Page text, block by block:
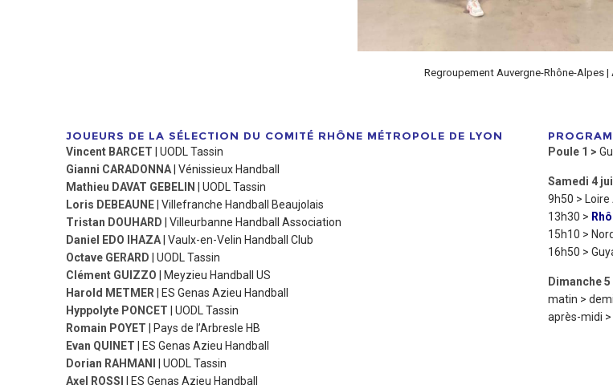
Regroupement Auvergne-Rhône-Alpes |
JOUEURS DE LA SÉLECTION DU COMITÉ RHÔNE MÉTROPOLE DE LYON
Vincent BARCET | UODL Tassin
Gianni CARADONNA | Vénissieux Handball
Mathieu DAVAT GEBELIN
| UODL Tassin
Loris DEBEAUNE | Villefranche Handball Beaujolais
Tristan DOUHARD | Villeurbanne Handball Association
Daniel EDO IHAZA | Vaulx-en-Velin Handball Club
Octave GERARD | UODL Tassin
Clément GUIZZO | Meyzieu Handball US
Harold METMER | ES Genas Azieu Handball
Hyppolyte PONCET | UODL Tassin
Romain POYET | Pays de l’Arbresle HB
Evan QUINET | ES Genas Azieu Handball
Dorian RAHMANI
| UODL Tassin
Axel ROSSI
| ES Genas Azieu Handball
Poule 1 >
Samedi 4
9h50 >
13h30 >
15h10 >
16h50 >
Dimanche
matin >
après-midi